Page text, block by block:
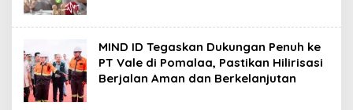
MIND ID Tegaskan Dukungan Penuh ke
PT Vale di Pomalaa, Pastikan Hilirisasi
Berjalan Aman dan Berkelanjutan